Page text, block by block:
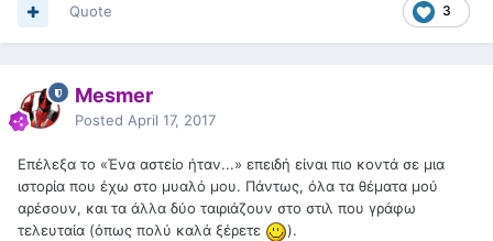
3
Quote
Mesmer
Posted April 17, 2017
Επέλεξα το «Ένα αστείο ήταν...» επειδή είναι πιο κοντά σε μια
ιστορία που έχω στο μυαλό μου. Πάντως, όλα τα θέματα μού
αρέσουν, και τα άλλα δύο ταιριάζουν στο στιλ που γράφω
τελευταία (όπως πολύ καλά ξέρετε
).